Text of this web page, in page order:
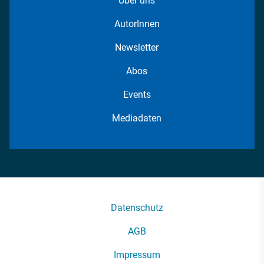
AutorInnen
Newsletter
Abos
Events
Mediadaten
Datenschutz
AGB
Impressum